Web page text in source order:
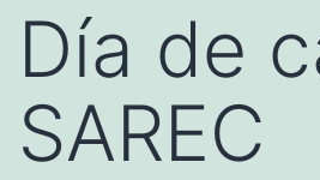
Día de
SAREC